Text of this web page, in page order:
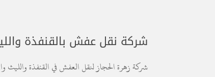
شركة نقل عفش بالقنفذة والليث
شركة زهرة الحجاز لنقل العفش في القنفذة والليث